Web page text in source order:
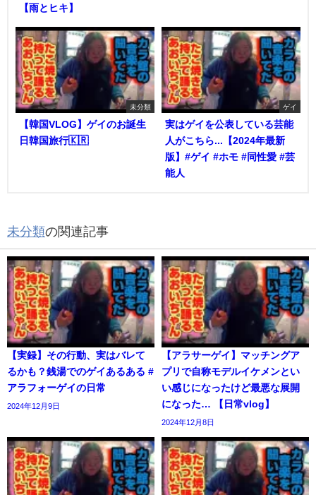
【雨とヒキ】
未分類
【韓国VLOG】ゲイのお誕生
日韓国旅行🇰🇷
ゲイ
実はゲイを公表している芸能
人がこちら...【2024年最新
版】#ゲイ #ホモ #同性愛 #芸
能人
未分類の関連記事
【実録】その行動、実はバレて
るかも？銭湯でのゲイあるある #
アラフォーゲイの日常
2024年12月9日
【アラサーゲイ】マッチングア
プリで自称モデルイケメンとい
い感じになったけど最悪な展開
になった… 【日常vlog】
2024年12月8日